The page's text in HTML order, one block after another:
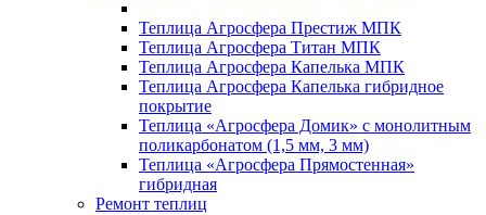
Теплица Агросфера Престиж МПК
Теплица Агросфера Титан МПК
Теплица Агросфера Капелька МПК
Теплица Агросфера Капелька гибридное
покрытие
Теплица «Агросфера Домик» с монолитным
поликарбонатом (1,5 мм, 3 мм)
Теплица «Агросфера Прямостенная»
гибридная
Ремонт теплиц